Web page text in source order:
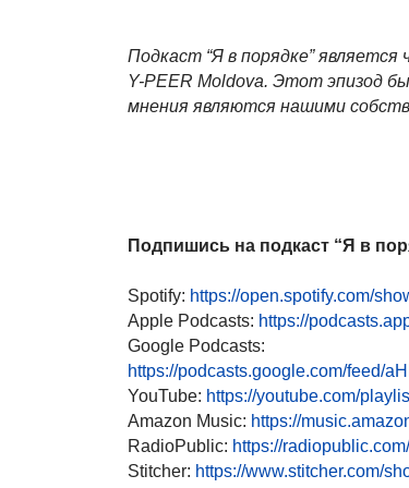
Подкаст “Я в порядке”
Y-PEER Moldova. Этот эпизод
мнения являются нашими
Подпишись на подкаст “Я в
Spotify: https://open.spotify.com/
Apple Podcasts: https://
Google Podcasts:
https://podcasts.google.com/feed/
YouTube: https://youtube.com/
Amazon Music: https://
RadioPublic: https://
Stitcher: https://www.stitcher.com/